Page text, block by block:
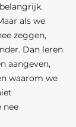
als we
zeggen,
Dan leren
aangeven,
waarom we
nee